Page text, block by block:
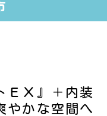
タ
ＥＸ』＋内装
やかな空間へ